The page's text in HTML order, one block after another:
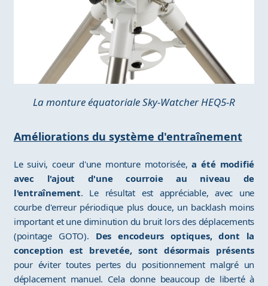
La monture équatoriale Sky-Watcher HEQ5-R
Améliorations du système d'entraînement
Le suivi, coeur d'une monture motorisée,a été modifié
avec l'ajout d'une courroie au niveau de
l'entraînement. Le résultat est appréciable, avec une
courbe d'erreur périodique plus douce, un backlash moins
important et une diminution du bruit lors des déplacements
(pointage GOTO). Des encodeurs optiques, dont la
conception est brevetée, sont désormais présents
pour éviter toutes pertes du positionnement malgré un
déplacement manuel. Cela donne beaucoup de liberté à